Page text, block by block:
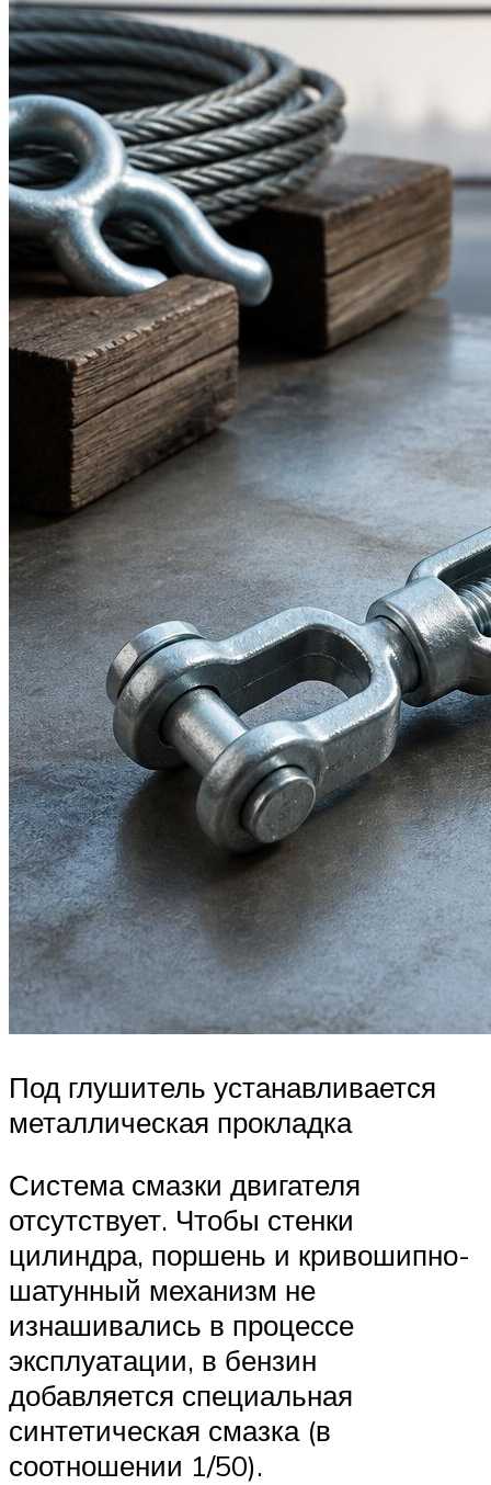
Под глушитель устанавливается
металлическая прокладка
Система смазки двигателя
отсутствует. Чтобы стенки
цилиндра, поршень и кривошипно-
шатунный механизм не
изнашивались в процессе
эксплуатации, в бензин
добавляется специальная
синтетическая смазка (в
соотношении 1/50).